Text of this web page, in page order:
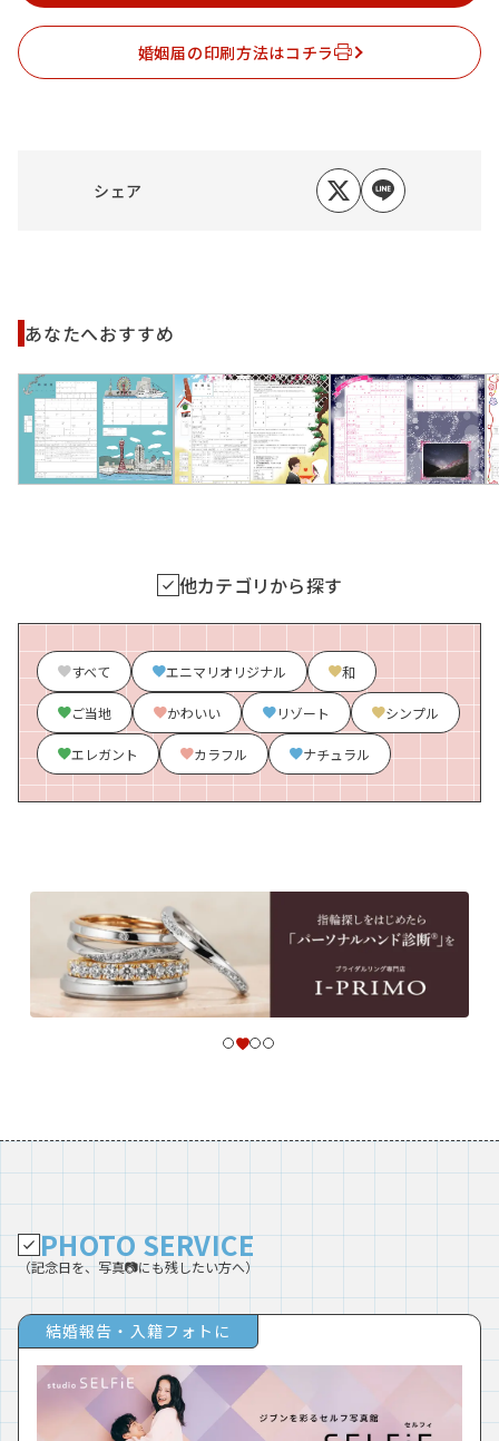
婚姻届の印刷方法はコチラ
シェア
あなたへおすすめ
他カテゴリから探す
すべて エニマリオリジナル 和
ご当地 かわいい リゾート シンプル
エレガント カラフル ナチュラル
PHOTO SERVICE
（記念日を、写真📷にも残したい方へ）
結婚報告・入籍フォトに